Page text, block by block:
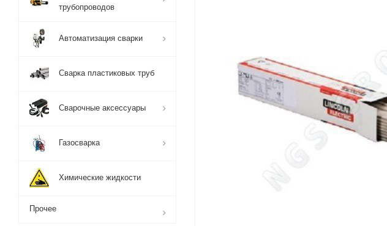
трубопроводов
Автоматизация сварки
Сварка пластиковых труб
Сварочные аксессуары
Газосварка
Химические жидкости
Прочее